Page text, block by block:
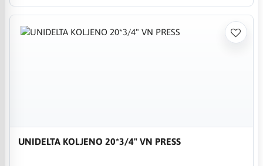
UNIDELTA KOLJENO 20*3/4" VN PRESS